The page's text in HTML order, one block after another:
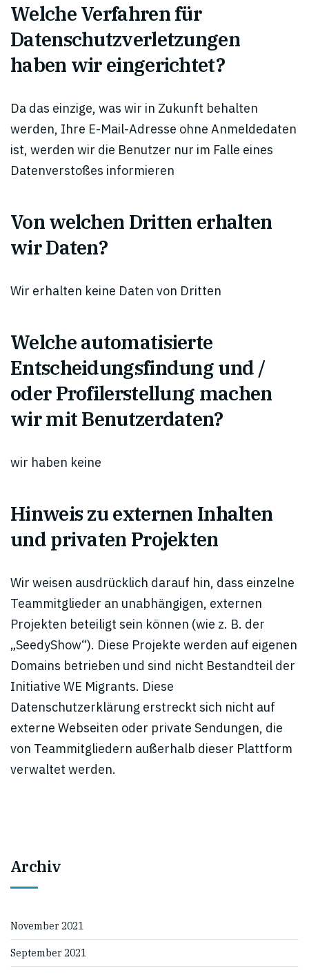
Welche Verfahren für
Datenschutzverletzungen
haben wir eingerichtet?
Da das einzige, was wir in Zukunft behalten
werden, Ihre E-Mail-Adresse ohne Anmeldedaten
ist, werden wir die Benutzer nur im Falle eines
Datenverstoßes informieren
Von welchen Dritten erhalten
wir Daten?
Wir erhalten keine Daten von Dritten
Welche automatisierte
Entscheidungsfindung und /
oder Profilerstellung machen
wir mit Benutzerdaten?
wir haben keine
Hinweis zu externen Inhalten
und privaten Projekten
Wir weisen ausdrücklich darauf hin, dass einzelne
Teammitglieder an unabhängigen, externen
Projekten beteiligt sein können (wie z. B. der
„SeedyShow“). Diese Projekte werden auf eigenen
Domains betrieben und sind nicht Bestandteil der
Initiative WE Migrants. Diese
Datenschutzerklärung erstreckt sich nicht auf
externe Webseiten oder private Sendungen, die
von Teammitgliedern außerhalb dieser Plattform
verwaltet werden.
Archiv
November 2021
September 2021